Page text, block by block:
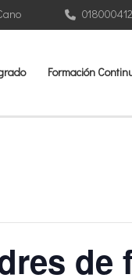
Formación
de